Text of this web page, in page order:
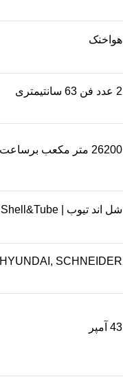
هواخنک
2 عدد فن 63 سانتیمتری
26200 متر مکعب برساعت
شل اند تیوب | Shell&Tube
HYUNDAI, SCHNEIDER, برند LS
43 آمپر